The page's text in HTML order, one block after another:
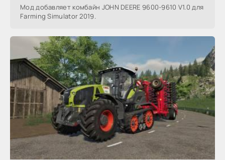
Мод добавляет комбайн JOHN DEERE 9600-9610 V1.0 для
Farming Simulator 2019.